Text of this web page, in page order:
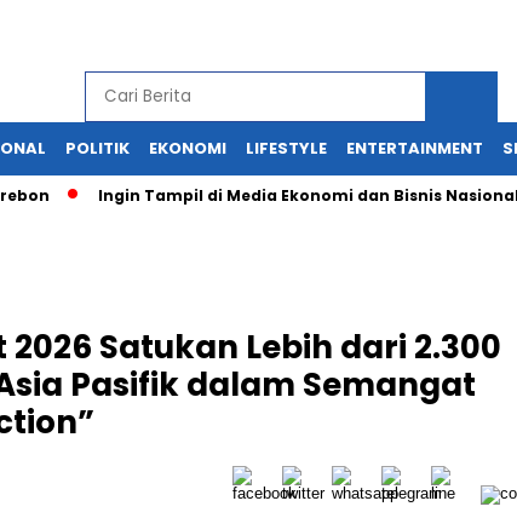
POLITIK EKONOMI LIFESTYLE ENTERTAINMENT
Ingin Tampil di Media Ekonomi dan Bisnis Nasional?
Satukan Lebih dari 2.300
Pasifik dalam Semangat